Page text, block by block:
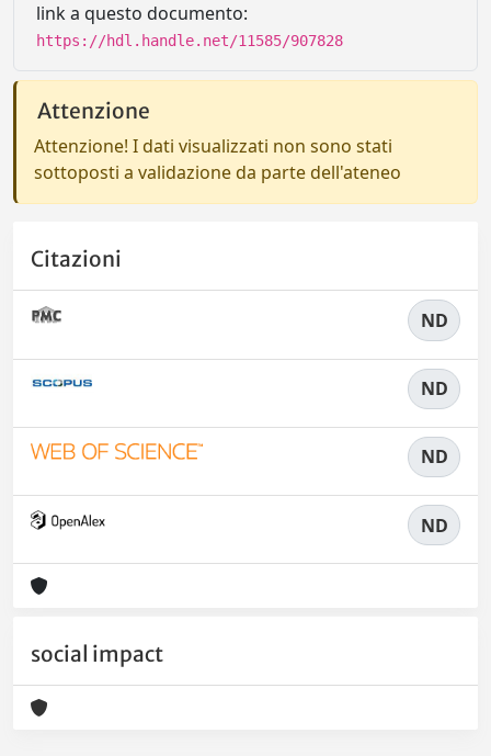
link a questo documento:
https://hdl.handle.net/11585/907828
Attenzione
Attenzione! I dati visualizzati non sono stati
sottoposti a validazione da parte dell'ateneo
Citazioni
ND
ND
ND
ND
social impact